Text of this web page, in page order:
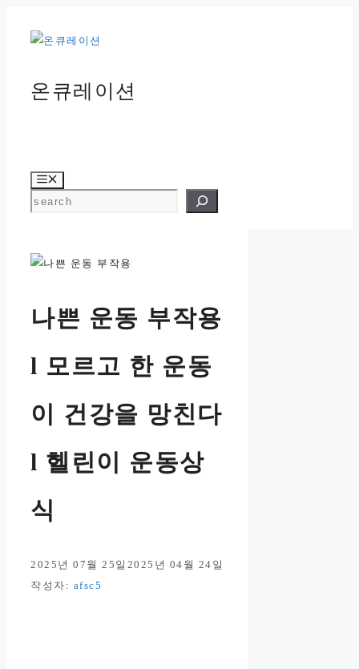
온큐레이션
뉴
검색
나쁜 운동 부작용
l 모르고 한 운동
이 건강을 망친다
l 헬린이 운동상
식
2025년 07월 25일 2025년 04월 24일
작성자: afsc5